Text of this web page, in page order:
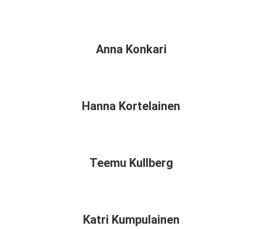
Anna Konkari
Hanna Kortelainen
Teemu Kullberg
Katri Kumpulainen